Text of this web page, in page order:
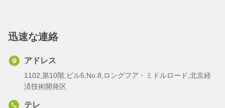
迅速な連絡
アドレス
1102,第10階,ビル5,No.8,ロングフア・ミドルロード,北京経
済技術開発区
テレ